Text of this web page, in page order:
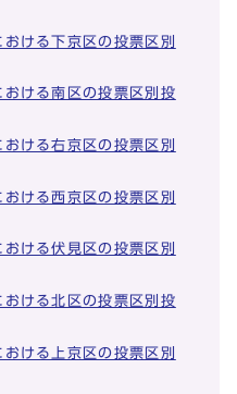
ける下京区の投票区別
ける南区の投票区別投
ける右京区の投票区別
ける西京区の投票区別
ける伏見区の投票区別
ける北区の投票区別投
ける上京区の投票区別